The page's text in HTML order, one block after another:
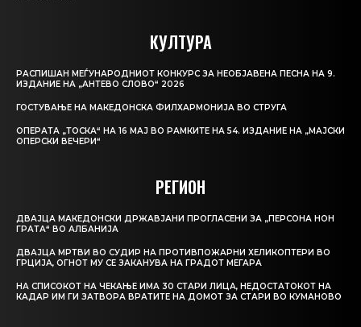
КУЛТУРА
РАСПИШАН МЕЃУНАРОДНИОТ КОНКУРС ЗА НЕОБЈАВЕНА ПЕСНА НА 9.
ИЗДАНИЕ НА „АНТЕВО СЛОВО“ 2026
ГОСТУВАЊЕ НА МАКЕДОНСКА ФИЛХАРМОНИЈА ВО СТРУГА
ОПЕРАТА „ТОСКА“ НА 16 МАЈ ВО РАМКИТЕ НА 54. ИЗДАНИЕ НА „МАЈСКИ
ОПЕРСКИ ВЕЧЕРИ“
РЕГИОН
ДВАЈЦА МАКЕДОНСКИ ДРЖАВЈАНИ ПРОГЛАСЕНИ ЗА „ПЕРСОНА НОН
ГРАТА“ ВО АЛБАНИЈА
ДВАЈЦА МРТВИ ВО СУДИР НА ПРОТИВПОЖАРНИ ХЕЛИКОПТЕРИ ВО
ГРЦИЈА, ОГНОТ МУ СЕ ЗАКАНУВА НА ГРАДОТ МЕГАРА
НА СПИСОКОТ НА ЧЕКАЊЕ ИМА 30 СТАРИ ЛИЦА, НЕДОСТАТОКОТ НА
КАДАР ИМ ГИ ЗАТВОРА ВРАТИТЕ НА ДОМОТ ЗА СТАРИ ВО КУМАНОВО